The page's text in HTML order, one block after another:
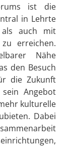
ist die
in Lehrte
auch mit
erreichen.
Nähe
den Besuch
die Zukunft
Angebot
kulturelle
Dabei